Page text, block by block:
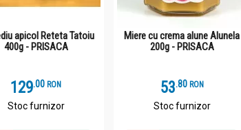
apicol Reteta Tatoiu
400g - PRISACA
129.0 RON
Stoc furnizor
Miere cu crema alune Alunela
200g - PRISACA
53.8 RON
Stoc furnizor